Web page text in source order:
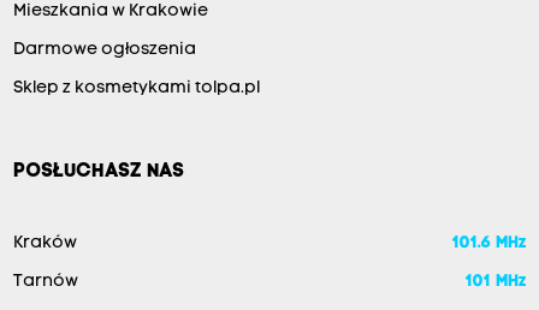
Mieszkania w Krakowie
Darmowe ogłoszenia
Sklep z kosmetykami tolpa.pl
POSŁUCHASZ NAS
Kraków 101.6 MHz
Tarnów 101 MHz